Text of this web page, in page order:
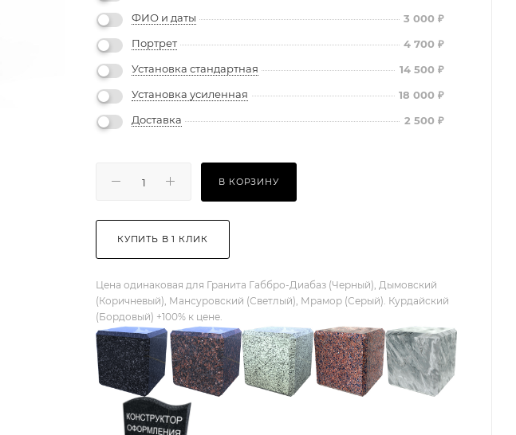
ФИО и даты
3 000 ₽
Портрет
4 700 ₽
Установка стандартная
14 500 ₽
Установка усиленная
18 000 ₽
Доставка
2 500 ₽
В КОРЗИНУ
КУПИТЬ В 1 КЛИК
Цена одинаковая для Гранита Габбро-Диабаз (Черный), Дымовский
(Коричневый), Мансуровский (Светлый), Мрамор (Серый). Курдайский
(Бордовый) +100% к цене.